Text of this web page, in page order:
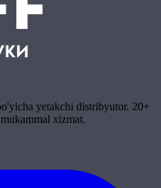
yetakchi distribyutor. 20+
xizmat.